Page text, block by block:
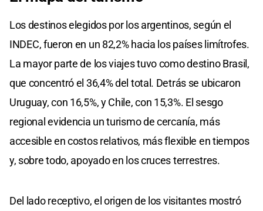
Los destinos elegidos por los argentinos, según el
INDEC, fueron en un 82,2% hacia los países limítrofes.
La mayor parte de los viajes tuvo como destino Brasil,
que concentró el 36,4% del total. Detrás se ubicaron
Uruguay, con 16,5%, y Chile, con 15,3%. El sesgo
regional evidencia un turismo de cercanía, más
accesible en costos relativos, más flexible en tiempos
y, sobre todo, apoyado en los cruces terrestres.
Del lado receptivo, el origen de los visitantes mostró